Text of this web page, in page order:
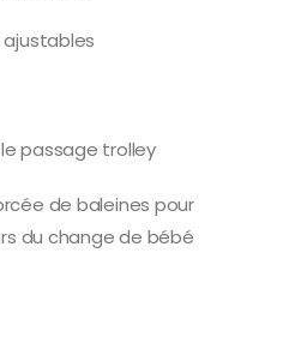
passage trolley
de baleines pour
du change de bébé